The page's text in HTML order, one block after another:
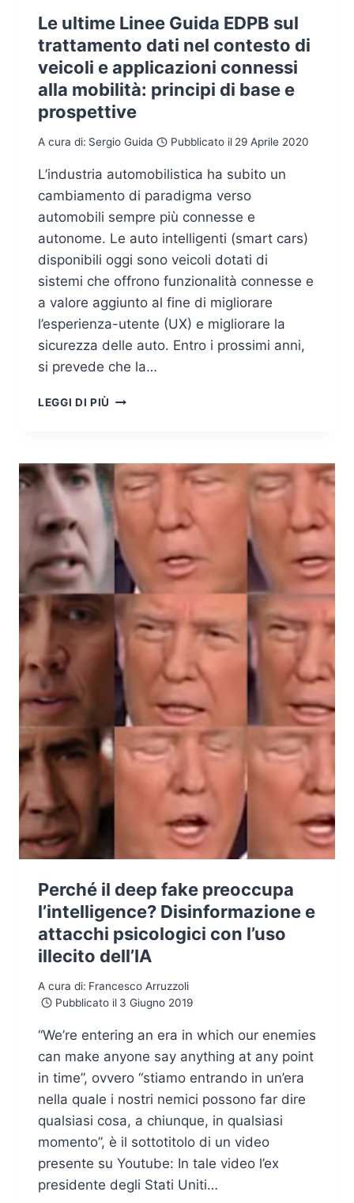
Le ultime Linee Guida EDPB sul
trattamento dati nel contesto di
veicoli e applicazioni connessi
alla mobilità: principi di base e
prospettive
A cura di: Sergio Guida Pubblicato il 29 Aprile 2020
L’industria automobilistica ha subito un
cambiamento di paradigma verso
automobili sempre più connesse e
autonome. Le auto intelligenti (smart cars)
disponibili oggi sono veicoli dotati di
sistemi che offrono funzionalità connesse e
a valore aggiunto al fine di migliorare
l’esperienza-utente (UX) e migliorare la
sicurezza delle auto. Entro i prossimi anni,
si prevede che la…
LEGGI DI PIÙ
EDPB
SUL
TRATTAMENTO
DATI
CONTESTO
DI
VEICOLI
E
APPLICAZIONI
CONNESSI
MOBILITÀ:
PRINCIPI
BASE
E
PROSPETTIVE
Perché il deep fake preoccupa
l’intelligence? Disinformazione e
attacchi psicologici con l’uso
illecito dell’IA
A cura di: Francesco Arruzzoli
Pubblicato il 3 Giugno 2019
“We’re entering an era in which our enemies
can make anyone say anything at any point
in time”, ovvero “stiamo entrando in un’era
nella quale i nostri nemici possono far dire
qualsiasi cosa, a chiunque, in qualsiasi
momento”, è il sottotitolo di un video
presente su Youtube: In tale video l’ex
presidente degli Stati Uniti…